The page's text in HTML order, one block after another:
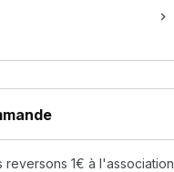
1€ à l'association